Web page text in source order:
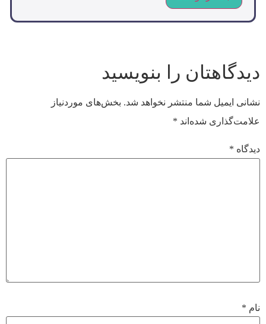
Alternative:
دیدگاهتان را بنویسید
نشانی ایمیل شما منتشر نخواهد شد. بخش‌های موردنیاز
علامت‌گذاری شده‌اند *
دیدگاه *
نام *